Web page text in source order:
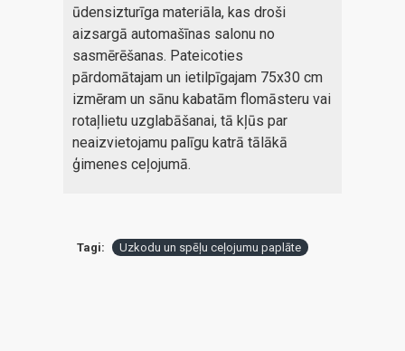
ūdensizturīga materiāla, kas droši
aizsargā automašīnas salonu no
sasmērēšanas. Pateicoties
pārdomātajam un ietilpīgajam 75x30 cm
izmēram un sānu kabatām flomāsteru vai
rotaļlietu uzglabāšanai, tā kļūs par
neaizvietojamu palīgu katrā tālākā
ģimenes ceļojumā.
Tagi: Uzkodu un spēļu ceļojumu paplāte